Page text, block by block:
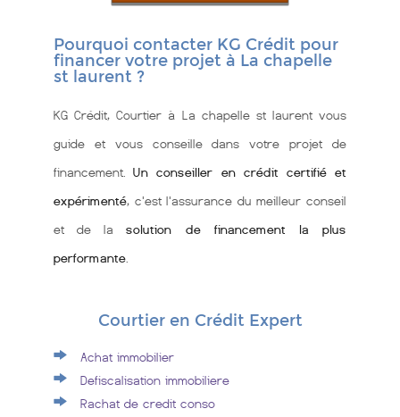
Pourquoi contacter KG Crédit pour
financer votre projet à La chapelle
st laurent ?
KG Crédit, Courtier à La chapelle st laurent vous
guide et vous conseille dans votre projet de
financement.Un conseiller en crédit certifié et
expérimenté, c'est l'assurance du meilleur conseil
et de lasolution de financement la plus
performante
Courtier en Crédit Expert
Achat immobilier
Defiscalisation immobiliere
Rachat de credit conso